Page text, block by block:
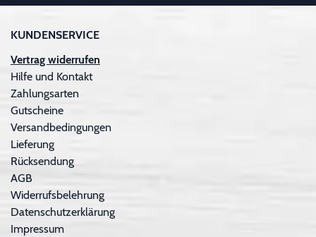
KUNDENSERVICE
Vertrag widerrufen
Hilfe und Kontakt
Zahlungsarten
Gutscheine
Versandbedingungen
Lieferung
Rücksendung
AGB
Widerrufsbelehrung
Datenschutzerklärung
Impressum